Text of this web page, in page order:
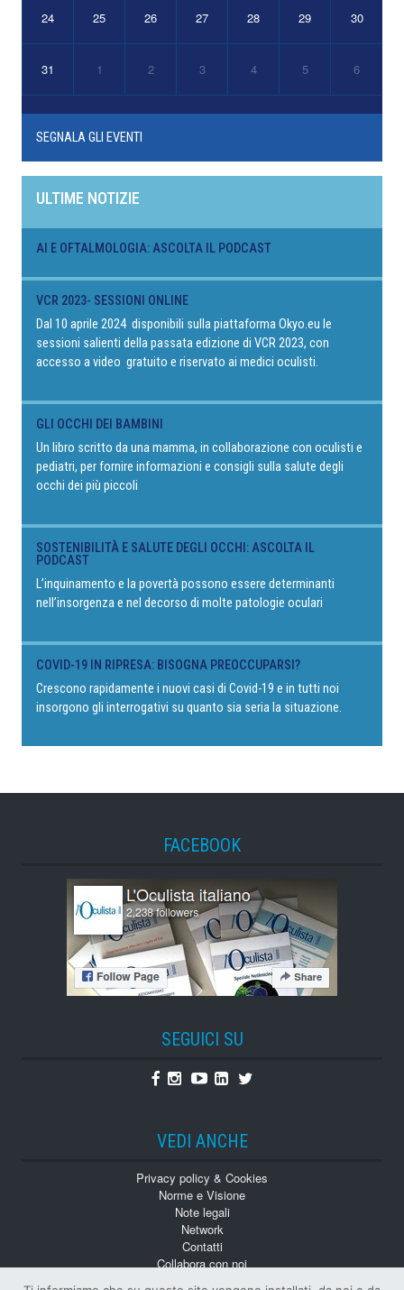
24 25 26 27 28 29 30
31 1 2 3 4 5 6
SEGNALA GLI EVENTI
ULTIME NOTIZIE
AI E OFTALMOLOGIA: ASCOLTA IL PODCAST
VCR 2023- SESSIONI ONLINE
Dal 10 aprile 2024 disponibili sulla piattaforma Okyo.eu le
sessioni salienti della passata edizione di VCR 2023, con
accesso a video gratuito e riservato ai medici oculisti.
GLI OCCHI DEI BAMBINI
Un libro scritto da una mamma, in collaborazione con oculisti e
pediatri, per fornire informazioni e consigli sulla salute degli
occhi dei più piccoli
SOSTENIBILITÀ E SALUTE DEGLI OCCHI: ASCOLTA IL
PODCAST
L’inquinamento e la povertà possono essere determinanti
nell’insorgenza e nel decorso di molte patologie oculari
COVID-19 IN RIPRESA: BISOGNA PREOCCUPARSI?
Crescono rapidamente i nuovi casi di Covid-19 e in tutti noi
insorgono gli interrogativi su quanto sia seria la situazione.
FACEBOOK
SEGUICI SU
Facebook
Instagram
YoutubeLinkedin
Twitter
VEDI ANCHE
Privacy policy & Cookies
Norme e Visione
Note legali
Network
Contatti
Collabora con noi